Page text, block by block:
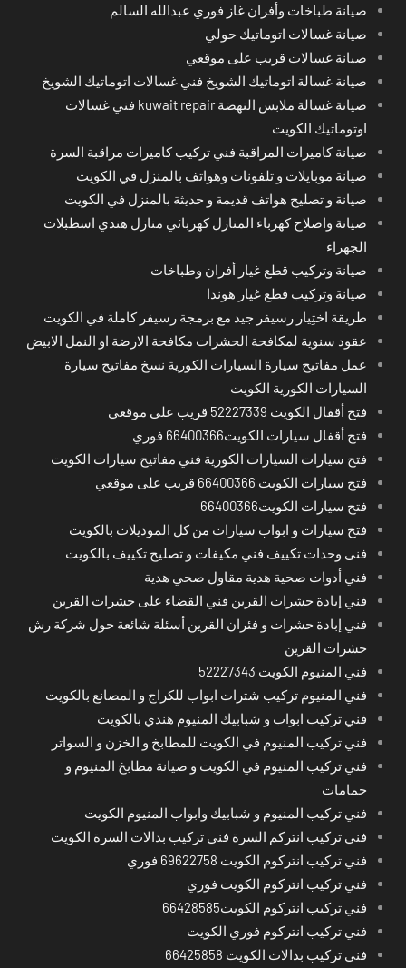
صيانة طباخات وأفران غاز فوري عبدالله السالم
صيانة غسالات اتوماتيك حولي
صيانة غسالات قريب على موقعي
صيانة غسالة اتوماتيك الشويخ فني غسالات اتوماتيك الشويخ
صيانة غسالة ملابس النهضة kuwait repair فني غسالات
اوتوماتيك الكويت
صيانة كاميرات المراقبة فني تركيب كاميرات مراقبة السرة
صيانة موبايلات و تلفونات وهواتف بالمنزل في الكويت
صيانة و تصليح هواتف قديمة و حديثة بالمنزل في الكويت
صيانة واصلاح كهرباء المنازل كهربائي منازل هندي اسطبلات
الجهراء
صيانة وتركيب قطع غيار أفران وطباخات
صيانة وتركيب قطع غيار هوندا
طريقة اختِيار رسيفر جيد مع برمجة رسيفر كاملة في الكويت
عقود سنوية لمكافحة الحشرات مكافحة الارضة او النمل الابيض
عمل مفاتيح سيارة السيارات الكورية نسخ مفاتيح سيارة
السيارات الكورية الكويت
فتح أقفال الكويت 52227339 قريب على موقعي
فتح أقفال سيارات الكويت66400366 فوري
فتح سيارات السيارات الكورية فني مفاتيح سيارات الكويت
فتح سيارات الكويت 66400366 قريب على موقعي
فتح سيارات الكويت66400366
فتح سيارات و ابواب سيارات من كل الموديلات بالكويت
فنى وحدات تكييف فني مكيفات و تصليح تكييف بالكويت
فني أدوات صحية هدية مقاول صحي هدية
فني إبادة حشرات القرين فني القضاء على حشرات القرين
فني إبادة حشرات و فئران القرين أسئلة شائعة حول شركة رش
حشرات القرين
فني المنيوم الكويت 52227343
فني المنيوم تركيب شترات ابواب للكراج و المصانع بالكويت
فني تركيب ابواب و شبابيك المنيوم هندي بالكويت
فني تركيب المنيوم في الكويت للمطابخ و الخزن و السواتر
فني تركيب المنيوم في الكويت و صيانة مطابخ المنيوم و
حمامات
فني تركيب المنيوم و شبابيك وابواب المنيوم الكويت
فني تركيب انتركم السرة فني تركيب بدالات السرة الكويت
فني تركيب انتركوم الكويت 69622758 فوري
فني تركيب انتركوم الكويت فوري
فني تركيب انتركوم الكويت66428585
فني تركيب انتركوم فوري الكويت
فني تركيب بدالات الكويت 66425858